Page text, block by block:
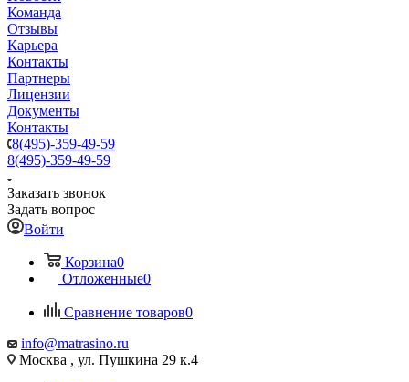
Команда
Отзывы
Карьера
Контакты
Партнеры
Лицензии
Документы
Контакты
8(495)-359-49-59
8(495)-359-49-59
Заказать звонок
Задать вопрос
Войти
Корзина0
Отложенные0
Сравнение товаров0
info@matrasino.ru
Москва , ул. Пушкина 29 к.4